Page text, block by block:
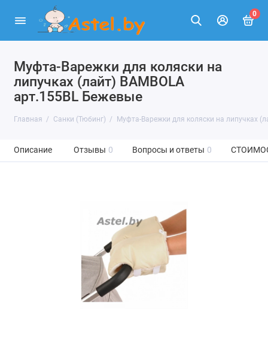
0
Муфта-Варежки для коляски на
липучках (лайт) BAMBOLA
арт.155BL Бежевые
Главная Санки (Тюбинг) Муфта-Варежки для коляски на липучках
Описание Отзывы 0 Вопросы и ответы 0